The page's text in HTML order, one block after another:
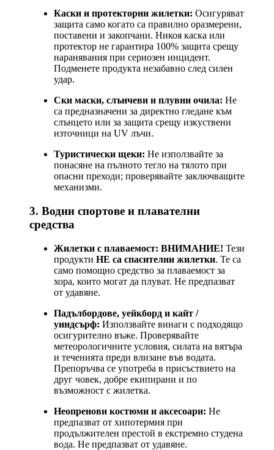
Каски и протекторни жилетки: Осигуряват
защита само когато са правилно оразмерени,
поставени и закопчани. Никоя каска или
протектор не гарантира 100% защита срещу
наранявания при сериозен инцидент.
Подменете продукта незабавно след силен
удар.
Ски маски, слънчеви и плувни очила: Не
са предназначени за директно гледане към
слънцето или за защита срещу изкуствени
източници на UV лъчи.
Туристически щеки: Не използвайте за
понасяне на пълното тегло на тялото при
опасни преходи; проверявайте заключващите
механизми.
3. Водни спортове и плавателни
средства
Жилетки с плаваемост: ВНИМАНИЕ! Тези
продукти НЕ са спасителни жилетки. Те са
само помощно средство за плаваемост за
хора, които могат да плуват. Не предпазват
от удавяне.
Падълбордове, уейкборд и кайт /
уиндсърф: Използвайте винаги с подходящо
осигурително въже. Проверявайте
метеорологичните условия, силата на вятъра
и теченията преди влизане във водата.
Препоръчва се употреба в присъствието на
друг човек, добре екипирани и по
възможност с жилетка.
Неопренови костюми и аксесоари: Не
предпазват от хипотермия при
продължителен престой в екстремно студена
вода. Не предпазват от удавяне.